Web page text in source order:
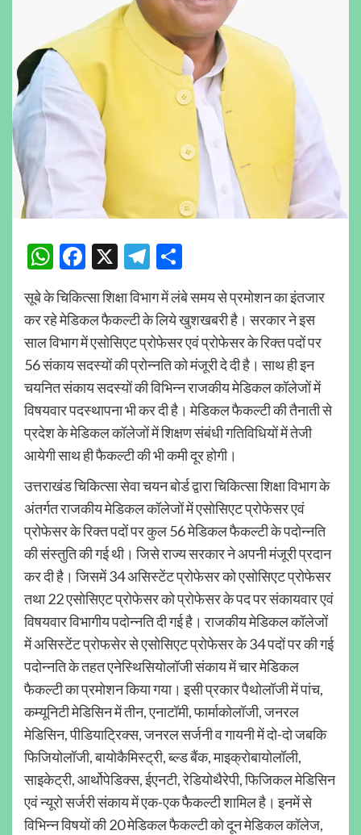
WhatsApp
Facebook
X Telegram
सूबे के चिकित्सा शिक्षा विभाग में लंबे समय से प्रमोशन का इंतजार
कर रहे मेडिकल फैकल्टी के लिये खुशखबरी है। सरकार ने इस
साल विभाग में एसोसिएट प्रोफेसर एवं प्रोफेसर के रिक्त पदों पर
56 संकाय सदस्यों की प्रोन्नति को मंजूरी दे दी है। साथ ही इन
चयनित संकाय सदस्यों की विभिन्न राजकीय मेडिकल कॉलेजों में
विषयवार पदस्थापना भी कर दी है। मेडिकल फैकल्टी की तैनाती से
प्रदेश के मेडिकल कॉलेजों में शिक्षण संबंधी गतिविधियों में तेजी
आयेगी साथ ही फैकल्टी की भी कमी दूर होगी।
उत्तराखंड चिकित्सा सेवा चयन बोर्ड द्वारा चिकित्सा शिक्षा विभाग के
अंतर्गत राजकीय मेडिकल कॉलेजों में एसोसिएट प्रोफेसर एवं
प्रोफेसर के रिक्त पदों पर कुल 56 मेडिकल फैकल्टी के पदोन्नति
की संस्तुति की गई थी। जिसे राज्य सरकार ने अपनी मंजूरी प्रदान
कर दी है। जिसमें 34 असिस्टेंट प्रोफेसर को एसोसिएट प्रोफेसर
तथा 22 एसोसिएट प्रोफेसर को प्रोफेसर के पद पर संकायवार एवं
विषयवार विभागीय पदोन्नति दी गई है। राजकीय मेडिकल कॉलेजों
में असिस्टेंट प्रोफसेर से एसोसिएट प्रोफेसर के 34 पदों पर की गई
पदोन्नति के तहत एनेस्थिसियोलॉजी संकाय में चार मेडिकल
फैकल्टी का प्रमोशन किया गया। इसी प्रकार पैथोलॉजी में पांच,
कम्यूनिटी मेडिसिन में तीन, एनाटॉमी, फार्माकोलॉजी, जनरल
मेडिसिन, पीडियाट्रिक्स, जनरल सर्जनी व गायनी में दो-दो जबकि
फिजियोलॉजी, बायोकैमिस्ट्री, ब्ल्ड बैंक, माइक्रोबायोलॉली,
साइकेट्री, आर्थोपेडिक्स, ईएनटी, रेडियोथैरेपी, फिजिकल मेडिसिन
एवं न्यूरो सर्जरी संकाय में एक-एक फैकल्टी शामिल है। इनमें से
विभिन्न विषयों की 20 मेडिकल फैकल्टी को दून मेडिकल कॉलेज,